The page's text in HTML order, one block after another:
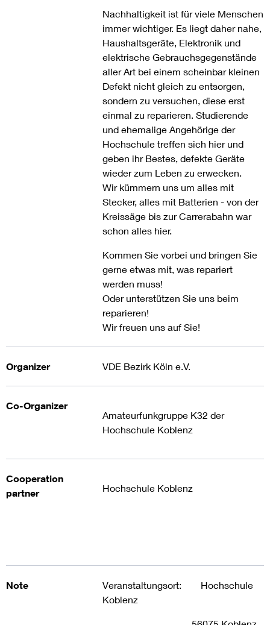
Nachhaltigkeit ist für viele Menschen
immer wichtiger. Es liegt daher nahe,
Haushaltsgeräte, Elektronik und
elektrische Gebrauchsgegenstände
aller Art bei einem scheinbar kleinen
Defekt nicht gleich zu entsorgen,
sondern zu versuchen, diese erst
einmal zu reparieren. Studierende
und ehemalige Angehörige der
Hochschule treffen sich hier und
geben ihr Bestes, defekte Geräte
wieder zum Leben zu erwecken.
Wir kümmern uns um alles mit
Stecker, alles mit Batterien - von der
Kreissäge bis zur Carrerabahn war
schon alles hier.
Kommen Sie vorbei und bringen Sie
gerne etwas mit, was repariert
werden muss!
Oder unterstützen Sie uns beim
reparieren!
Wir freuen uns auf Sie!
Organizer VDE Bezirk Köln e.V.
Co-Organizer
Amateurfunkgruppe K32 der
Hochschule Koblenz
Cooperation
partner
Hochschule Koblenz
Note
Veranstaltungsort: Hochschule
Koblenz